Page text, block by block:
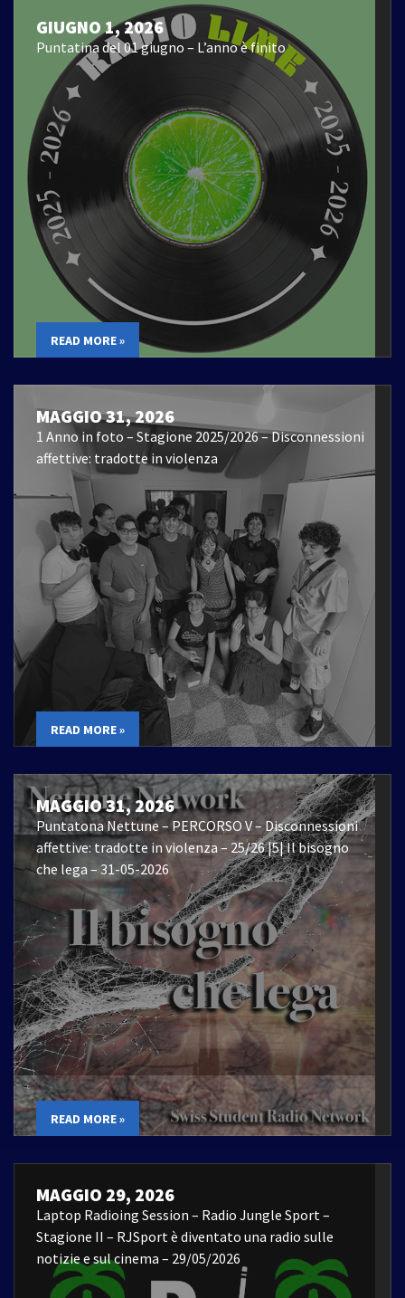
GIUGNO 1, 2026
Puntatina del 01 giugno – L’anno è finito
READ MORE »
MAGGIO 31, 2026
1 Anno in foto – Stagione 2025/2026 – Disconnessioni
affettive: tradotte in violenza
READ MORE »
MAGGIO 31, 2026
Puntatona Nettune – PERCORSO V – Disconnessioni
affettive: tradotte in violenza – 25/26 |5| Il bisogno
che lega – 31-05-2026
READ MORE »
MAGGIO 29, 2026
Laptop Radioing Session – Radio Jungle Sport –
Stagione II – RJSport è diventato una radio sulle
notizie e sul cinema – 29/05/2026